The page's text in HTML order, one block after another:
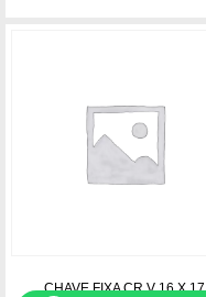
CHAVE FIXA CR V 16 X 17